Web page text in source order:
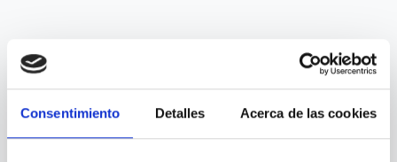
Consentimiento Detalles Acerca de las cookies